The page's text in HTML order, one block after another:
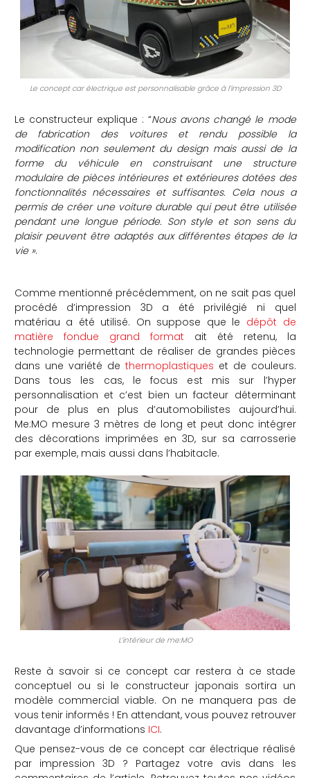
Le concept car électrique est personnalisable grâce à l’impression 3D
Le constructeur explique : “Nous avons changé le mode
de fabrication des voitures et rendu possible la
modification non seulement du design mais aussi de la
forme du véhicule en construisant une structure
modulaire de pièces intérieures et extérieures dotées des
fonctionnalités nécessaires et suffisantes. Cela nous a
permis de créer une voiture durable qui peut être utilisée
pendant une longue période. Son style et son sens du
plaisir peuvent être adaptés aux différentes étapes de la
vie ».
Comme mentionné précédemment, on ne sait pas quel
procédé d’impression 3D a été privilégié ni quel
matériau a été utilisé. On suppose que le dépôt de
matière fondue grand format ait été retenu, la
technologie permettant de réaliser de grandes pièces
dans une variété de thermoplastiques et de couleurs.
Dans tous les cas, le focus est mis sur l’hyper
personnalisation et c’est bien un facteur déterminant
pour de plus en plus d’automobilistes aujourd’hui.
Me:MO mesure 3 mètres de long et peut donc intégrer
des décorations imprimées en 3D, sur sa carrosserie
par exemple, mais aussi dans l’habitacle.
L’intérieur de me:MO
Reste à savoir si ce concept car restera à ce stade
conceptuel ou si le constructeur japonais sortira un
modèle commercial viable. On ne manquera pas de
vous tenir informés ! En attendant, vous pouvez retrouver
davantage d’informations ICI.
Que pensez-vous de ce concept car électrique réalisé
par impression 3D ? Partagez votre avis dans les